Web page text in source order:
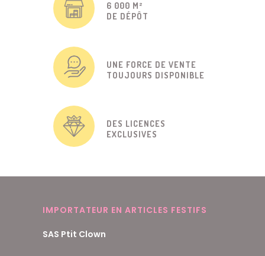
6 000 M²
DE DÉPÔT
UNE FORCE DE VENTE
TOUJOURS DISPONIBLE
DES LICENCES
EXCLUSIVES
IMPORTATEUR EN ARTICLES FESTIFS
SAS Ptit Clown